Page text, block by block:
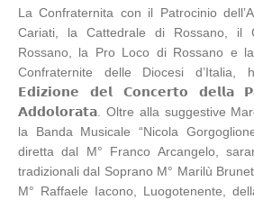
La Confraternita con il Patrocinio
Cariati, la Cattedrale di Rossano, il
Rossano, la Pro Loco di Rossano e
Confraternite delle Diocesi d’Italia,
𝗘𝗱𝗶𝘇𝗶𝗼𝗻𝗲 𝗱𝗲𝗹 𝗖𝗼𝗻𝗰𝗲𝗿𝘁𝗼 𝗱𝗲𝗹𝗹𝗮
𝗔𝗱𝗱𝗼𝗹𝗼𝗿𝗮𝘁𝗮. Oltre alla suggestive
la Banda Musicale “Nicola
diretta dal M° Franco Arcangelo,
tradizionali dal Soprano M° Marilù
M° Raffaele Iacono, Luogotenente,